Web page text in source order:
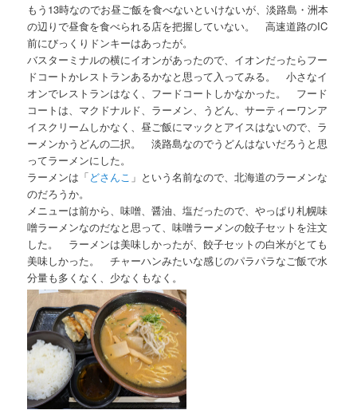
もう13時なのでお昼ご飯を食べないといけないが、淡路島・洲本
の辺りで昼食を食べられる店を把握していない。 高速道路のIC
前にびっくりドンキーはあったが。
バスターミナルの横にイオンがあったので、イオンだったらフー
ドコートかレストランあるかなと思って入ってみる。 小さなイ
オンでレストランはなく、フードコートしかなかった。 フード
コートは、マクドナルド、ラーメン、うどん、サーティーワンア
イスクリームしかなく、昼ご飯にマックとアイスはないので、ラ
ーメンかうどんの二択。 淡路島なのでうどんはないだろうと思
ってラーメンにした。
ラーメンは「どさんこ 」という名前なので、北海道のラーメンな
のだろうか。
メニューは前から、味噌、醤油、塩だったので、やっぱり札幌味
噌ラーメンなのだなと思って、味噌ラーメンの餃子セットを注文
した。 ラーメンは美味しかったが、餃子セットの白米がとても
美味しかった。 チャーハンみたいな感じのパラパラなご飯で水
分量も多くなく、少なくもなく。